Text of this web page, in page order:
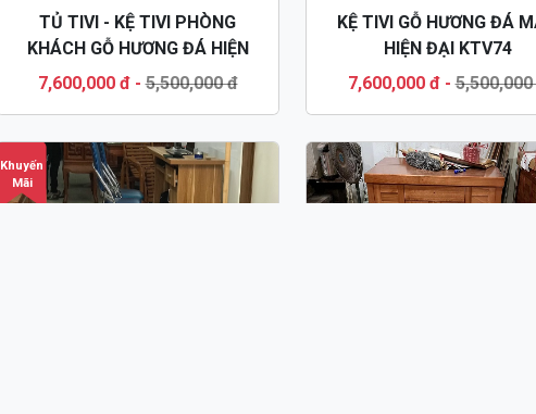
TỦ TIVI - KỆ TIVI PHÒNG
KHÁCH GỖ HƯƠNG ĐÁ HIỆN
ĐẠI KTV14
7,600,000 đ-5,500,000 đ
KỆ TIVI GỖ HƯƠNG ĐÁ
HIỆN ĐẠI KTV74
7,600,000 đ-
Khuyến
Mãi